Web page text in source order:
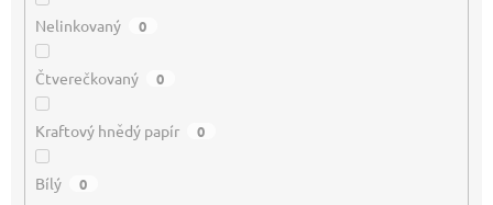
Nelinkovaný 0
Čtverečkovaný 0
Kraftový hnědý papír 0
Bílý 0